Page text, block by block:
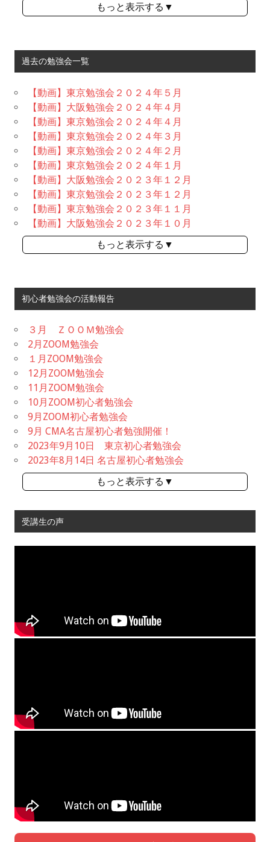
もっと表示する▼
過去の勉強会一覧
【動画】東京勉強会２０２４年５月
【動画】大阪勉強会２０２４年４月
【動画】東京勉強会２０２４年４月
【動画】東京勉強会２０２４年３月
【動画】東京勉強会２０２４年２月
【動画】東京勉強会２０２４年１月
【動画】大阪勉強会２０２３年１２月
【動画】東京勉強会２０２３年１２月
【動画】東京勉強会２０２３年１１月
【動画】大阪勉強会２０２３年１０月
もっと表示する▼
初心者勉強会の活動報告
３月 ＺＯＯＭ勉強会
2月ZOOM勉強会
１月ZOOM勉強会
12月ZOOM勉強会
11月ZOOM勉強会
10月ZOOM初心者勉強会
9月ZOOM初心者勉強会
9月 CMA名古屋初心者勉強開催！
2023年9月10日 東京初心者勉強会
2023年8月14日 名古屋初心者勉強会
もっと表示する▼
受講生の声